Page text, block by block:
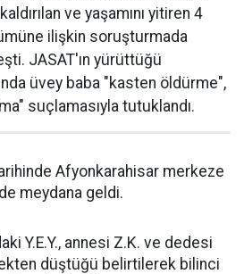
ve yaşamını yitiren 4
ilişkin soruşturmada
JASAT'ın yürüttüğü
üvey baba "kasten öldürme",
suçlamasıyla tutuklandı.
Afyonkarahisar merkeze
meydana geldi.
Y.E.Y., annesi Z.K. ve dedesi
düştüğü belirtilerek bilinci